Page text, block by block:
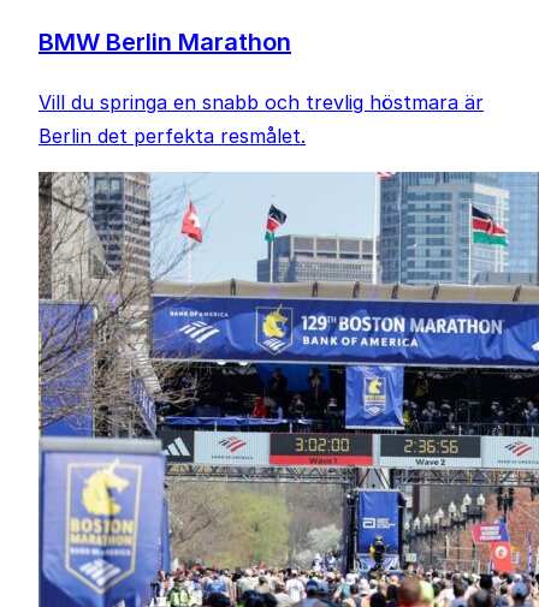
BMW Berlin Marathon
Vill du springa en snabb och trevlig höstmara är
Berlin det perfekta resmålet.